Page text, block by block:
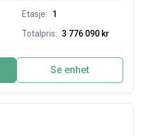
Etasje:
1
Totalpris: 3 776 090 kr
Se enhet